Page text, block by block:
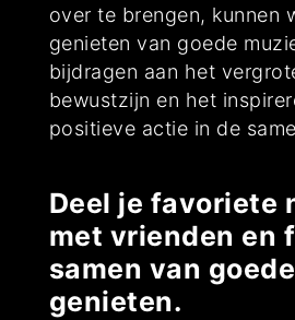
over te brengen, kunnen
genieten van goede
bijdragen aan het
bewustzijn en het
positieve actie in de
Deel je favoriete
met vrienden en
samen van
genieten.